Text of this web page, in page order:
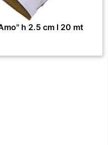
h 2.5 cm l 20 mt